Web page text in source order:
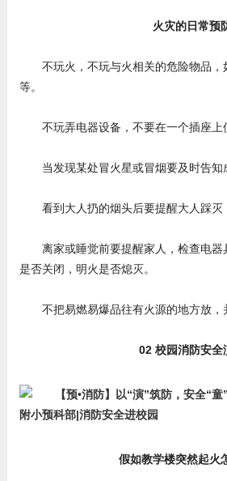
火灾的日常预
不玩火，不玩与火相关的危险物品
等。
不玩弄电器设备，不要在一个插座上
当发现某处冒火星或冒烟要及时告知
看到大人扔的烟头后要提醒大人踩灭
离家或睡觉前要提醒家人，检查电
是否关闭，明火是否熄灭。
不把易燃易爆品往有火源的地方放，
02 校园消防安全
假如教学楼突然起火